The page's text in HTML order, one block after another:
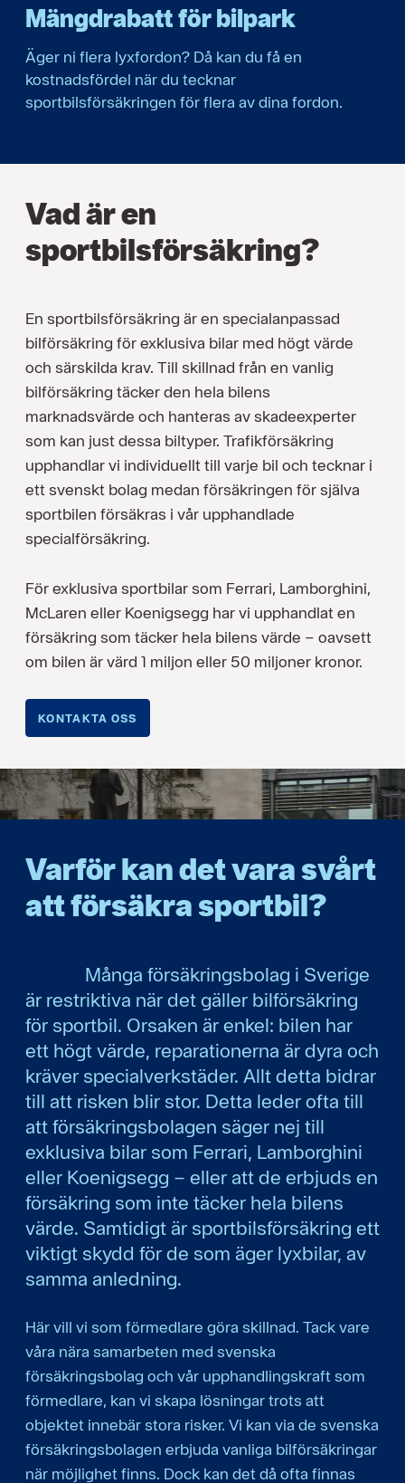
Mängdrabatt för bilpark
Äger ni flera lyxfordon? Då kan du få en
kostnadsfördel när du tecknar
sportbilsförsäkringen för flera av dina fordon.
Vad är en
sportbilsförsäkring?
En sportbilsförsäkring är en specialanpassad
bilförsäkring för exklusiva bilar med högt värde
och särskilda krav. Till skillnad från en vanlig
bilförsäkring täcker den hela bilens
marknadsvärde och hanteras av skadeexperter
som kan just dessa biltyper. Trafikförsäkring
upphandlar vi individuellt till varje bil och tecknar i
ett svenskt bolag medan försäkringen för själva
sportbilen försäkras i vår upphandlade
specialförsäkring.
För exklusiva sportbilar som Ferrari, Lamborghini,
McLaren eller Koenigsegg har vi upphandlat en
försäkring som täcker hela bilens värde – oavsett
om bilen är värd 1 miljon eller 50 miljoner kronor.
KONTAKTA OSS
Varför kan det vara svårt
att försäkra sportbil?
Många försäkringsbolag i Sverige
är restriktiva när det gäller bilförsäkring
för sportbil. Orsaken är enkel: bilen har
ett högt värde, reparationerna är dyra och
kräver specialverkstäder. Allt detta bidrar
till att risken blir stor. Detta leder ofta till
att försäkringsbolagen säger nej till
exklusiva bilar som Ferrari, Lamborghini
eller Koenigsegg – eller att de erbjuds en
försäkring som inte täcker hela bilens
värde. Samtidigt är sportbilsförsäkring ett
viktigt skydd för de som äger lyxbilar, av
samma anledning.
Här vill vi som förmedlare göra skillnad. Tack vare
våra nära samarbeten med svenska
försäkringsbolag och vår upphandlingskraft som
förmedlare, kan vi skapa lösningar trots att
objektet innebär stora risker. Vi kan via de svenska
försäkringsbolagen erbjuda vanliga bilförsäkringar
när möjlighet finns. Dock kan det då ofta finnas